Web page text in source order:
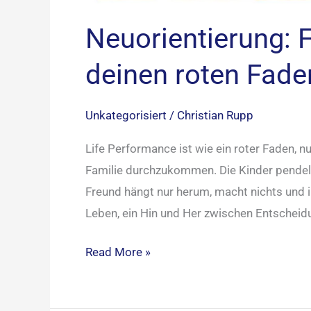
Neuorientierung:
deinen roten
Unkategorisiert / Christian Rupp
Life Performance ist wie ein roter Faden,
Familie durchzukommen. Die Kinder
Freund hängt nur herum, macht nichts
Leben, ein Hin und Her zwischen
Read More »